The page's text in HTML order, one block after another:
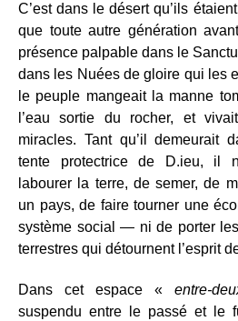
C’est dans le désert qu’ils
que toute autre génération
présence palpable dans le
dans les Nuées de gloire qui les
le peuple mangeait la manne
l’eau sortie du rocher, et
miracles. Tant qu’il demeurait
tente protectrice de D.ieu, il
labourer la terre, de semer, de
un pays, de faire tourner une
système social — ni de porter
terrestres qui détournent l’esprit
Dans cet espace «entre-
suspendu entre le passé et le